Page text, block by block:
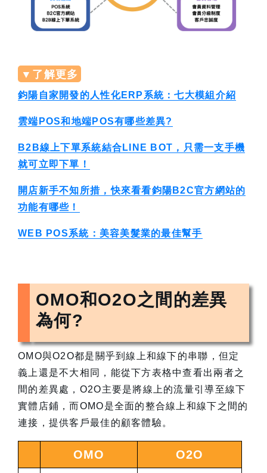
▼了解更多
鈞陽自家開發的人性化ERP系統：七大模組介紹
雲端POS和地端POS有哪些差異?
B2B線上下單系統結合LINE BOT，只需一支手機
就可立即下單！
開店新手不知所措，快來看看鈞陽B2C官方網站的
功能有哪些！
WEB POS系統：美容美髮業的最佳幫手
OMO和O2O之間的差異
為何?
OMO與O2O都是關乎到線上和線下的串聯，但定
義上還是不大相同，能從下方表格中查看出兩者之
間的差異處，O2O主要是將線上的流量引導至線下
實體店鋪，而OMO是全面的整合線上和線下之間的
連接，提供客戶最佳的顧客體驗。
OMO O2O